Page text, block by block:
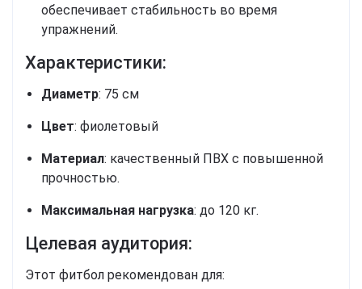
обеспечивает стабильность во время
упражнений.
Характеристики:
Диаметр: 75 см
Цвет: фиолетовый
Материал: качественный ПВХ с повышенной
прочностью.
Максимальная нагрузка: до 120 кг.
Целевая аудитория:
Этот фитбол рекомендован для: